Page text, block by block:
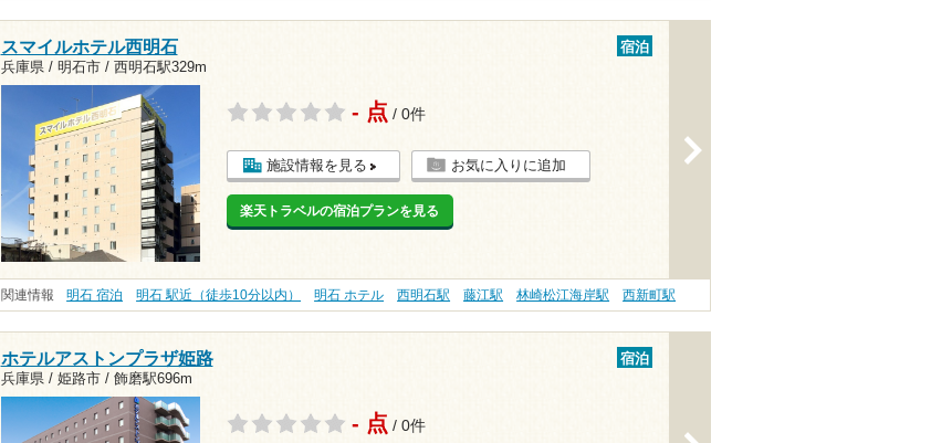
スマイルホテル西明石
兵庫県 / 明石市 / 西明石駅329m
宿泊
- 点 / 0件
施設情報を見る お気に入りに追加
楽天トラベルの宿泊プランを見る
関連情報 明石 宿泊 明石 駅近（徒歩10分以内） 明石 ホテル 西明石駅 藤江駅 林崎松江海岸駅 西新町駅
ホテルアストンプラザ姫路
兵庫県 / 姫路市 / 飾磨駅696m
宿泊
- 点 / 0件